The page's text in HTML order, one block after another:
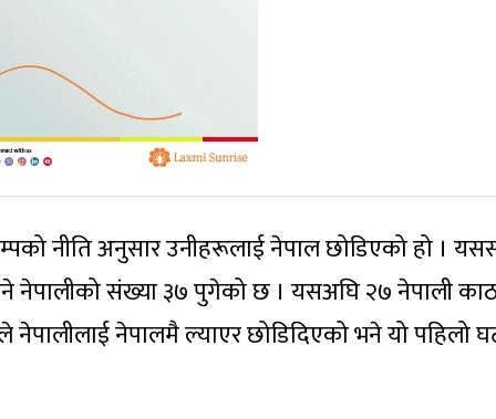
नीति अनुसार उनीहरूलाई नेपाल छोडिएको हो ।
नेपालीको संख्या ३७ पुगेको छ । यसअघि २७ नेपाली
नेपालमै ल्याएर छोडिदिएको भने यो पहिलो